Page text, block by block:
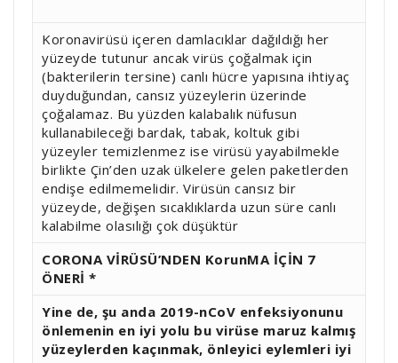
Koronavirüsü içeren damlacıklar dağıldığı her
yüzeyde tutunur ancak virüs çoğalmak için
(bakterilerin tersine) canlı hücre yapısına ihtiyaç
duyduğundan, cansız yüzeylerin üzerinde
çoğalamaz. Bu yüzden kalabalık nüfusun
kullanabileceği bardak, tabak, koltuk gibi
yüzeyler temizlenmez ise virüsü yayabilmekle
birlikte Çin’den uzak ülkelere gelen paketlerden
endişe edilmemelidir. Virüsün cansız bir
yüzeyde, değişen sıcaklıklarda uzun süre canlı
kalabilme olasılığı çok düşüktür
CORONA VİRÜSÜ’NDEN KorunMA İÇİN 7
ÖNERİ *
Yine de, şu anda 2019-nCoV enfeksiyonunu
önlemenin en iyi yolu bu virüse maruz kalmış
yüzeylerden kaçınmak, önleyici eylemleri iyi